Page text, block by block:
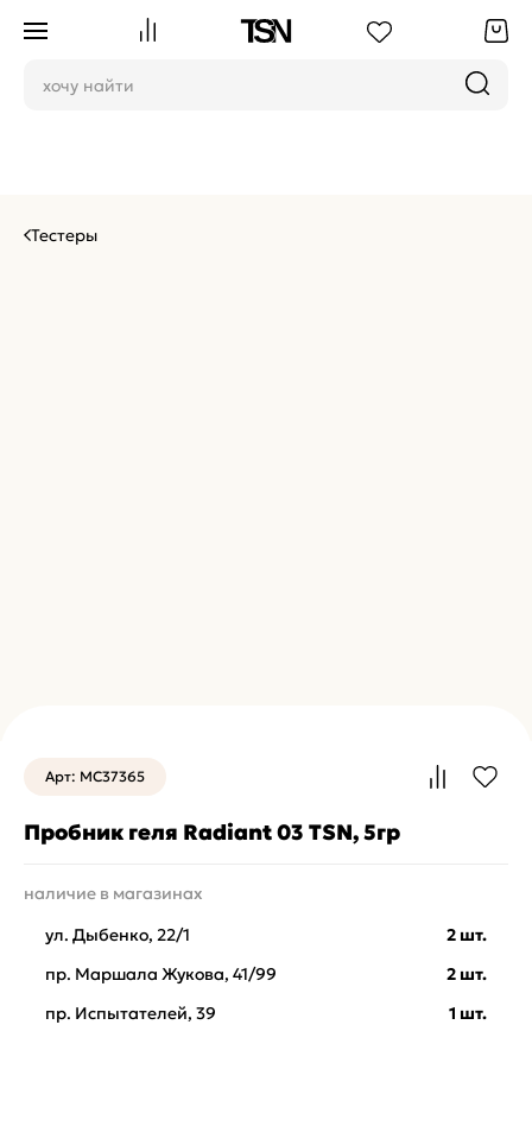
Тестеры
Арт: MC37365
Пробник геля Radiant 03 TSN, 5гр
наличие в магазинах
ул. Дыбенко, 22/1
2 шт.
пр. Маршала Жукова, 41/99
2 шт.
пр. Испытателей, 39
1 шт.